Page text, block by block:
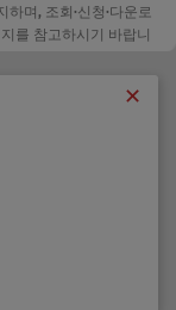
며, 조회·신청·다운로
를 참고하시기 바랍니
✕